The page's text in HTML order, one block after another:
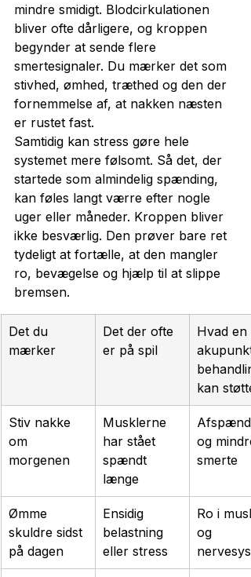
mindre smidigt. Blodcirkulationen
bliver ofte dårligere, og kroppen
begynder at sende flere
smertesignaler. Du mærker det som
stivhed, ømhed, træthed og den der
fornemmelse af, at nakken næsten
er rustet fast.
Samtidig kan stress gøre hele
systemet mere følsomt. Så det, der
startede som almindelig spænding,
kan føles langt værre efter nogle
uger eller måneder. Kroppen bliver
ikke besværlig. Den prøver bare ret
tydeligt at fortælle, at den mangler
ro, bevægelse og hjælp til at slippe
bremsen.
Det du
mærker
Det der ofte
er på spil
Hvad en
kan støtte
Stiv nakke
om
morgenen
Musklerne
har stået
spændt
længe
og
smerte
Ømme
skuldre sidst
på dagen
Ensidig
belastning
eller stress
Ro i
og